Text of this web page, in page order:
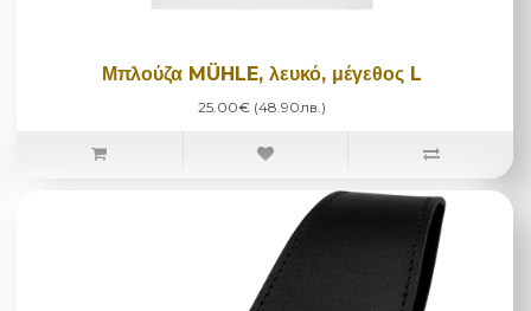
Μπλούζα MÜHLE, λευκό, μέγεθος L
25.00€ (48.90лв.)